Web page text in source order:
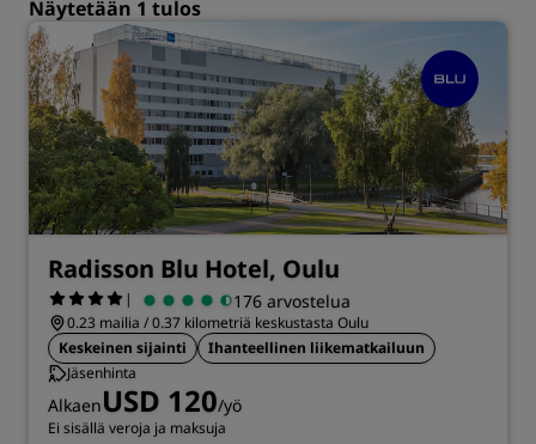
Näytetään 1 tulos
Radisson Blu Hotel, Oulu
| 176 arvostelua
0.23 mailia / 0.37 kilometriä keskustasta Oulu
Keskeinen sijainti
Ihanteellinen liikematkailuun
Jäsenhinta
AlkaenUSD 120/yö
Ei sisällä veroja ja maksuja